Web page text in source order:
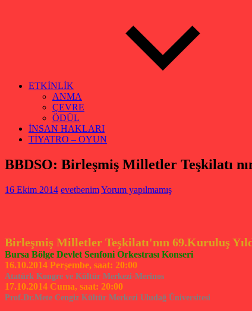
ETKİNLİK
ANMA
ÇEVRE
ÖDÜL
İNSAN HAKLARI
TİYATRO – OYUN
BBDSO: Birleşmiş Milletler Teşkilatı
16 Ekim 2014 evetbenimYorum yapılmamış
Birleşmiş Milletler Teşkilatı'nın 69.Kuruluş
Bursa Bölge Devlet Senfoni Orkestrası Konseri
16.10.2014 Perşembe, saat: 20:00
Atatürk Kongre ve Kültür Merkezi-Merinos
17.10.2014 Cuma, saat: 20:00
Prof.Dr.Mete Cengiz Kültür Merkezi Uludağ Üniversitesi